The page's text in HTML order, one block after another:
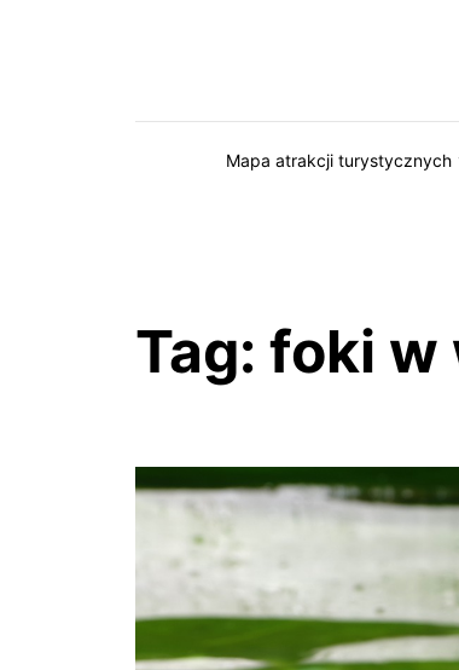
Mapa atrakcji turystycznych
Tag: foki w